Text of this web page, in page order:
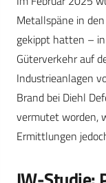
Metallspäne in
gekippt hatten –
Güterverkehr auf
Industrieanlagen
Brand bei Diehl
vermutet worden,
Ermittlungen